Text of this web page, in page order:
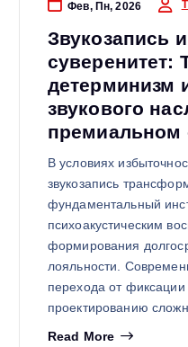
Фев, Пн, 2026
Звукозапись
суверенитет:
детерминизм
звукового
премиальном
В условиях
звукозапись
фундаментальный
психоакустическим
формирования
лояльности.
перехода от фиксации
проектированию
Read More